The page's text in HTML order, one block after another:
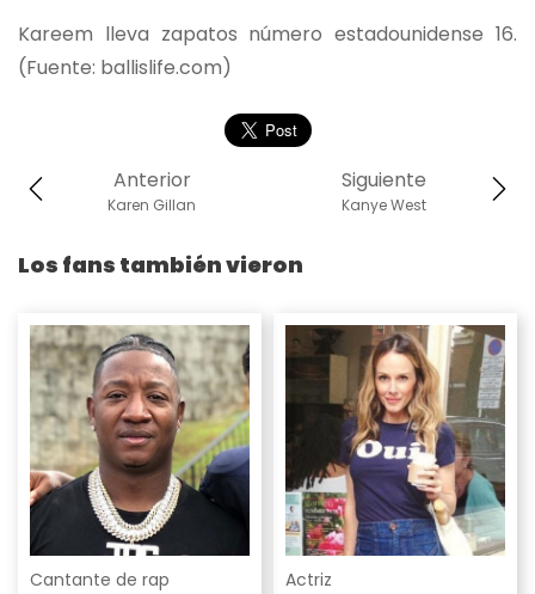
Kareem lleva zapatos número estadounidense 16.
(Fuente: ballislife.com)
Siguiente
Kanye West
Anterior
Karen Gillan
Los fans también vieron
Cantante de rap Actriz